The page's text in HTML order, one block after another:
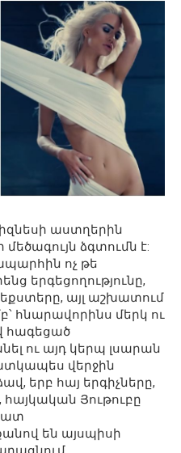
աստղերին
ձգտումն է:
ոչ թե
երգեցողությունը,
այլ աշխատում
հնարավորինս մերկ ու
հագեցած
ու այդ կերպ լսարան
վերջին
երբ հայ երգիչները,
հայկական Յութուբը
են այսպիսի